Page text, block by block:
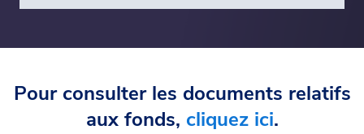
Pour consulter les documents relatifs
aux fonds, cliquez ici.